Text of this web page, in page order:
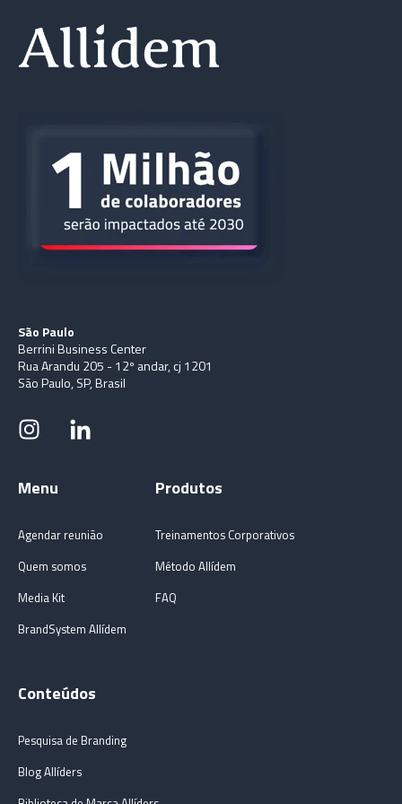
São Paulo
Berrini Business Center
Rua Arandu 205 - 12º andar, cj 1201
São Paulo, SP, Brasil
Menu
Agendar reunião
Quem somos
Media Kit
BrandSystem Allídem
Produtos
Treinamentos Corporativos
Método Allídem
FAQ
Conteúdos
Pesquisa de Branding
Blog Allíders